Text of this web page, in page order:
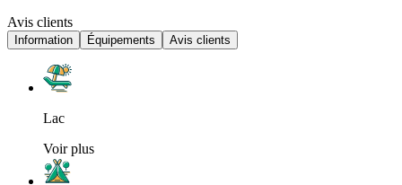
Avis clients
Information Équipements Avis clients
Lac
Voir plus